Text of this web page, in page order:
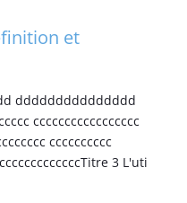
et
ddddddddddddddd
ccccccccccccccccc
cccccccccc
3 L'uti